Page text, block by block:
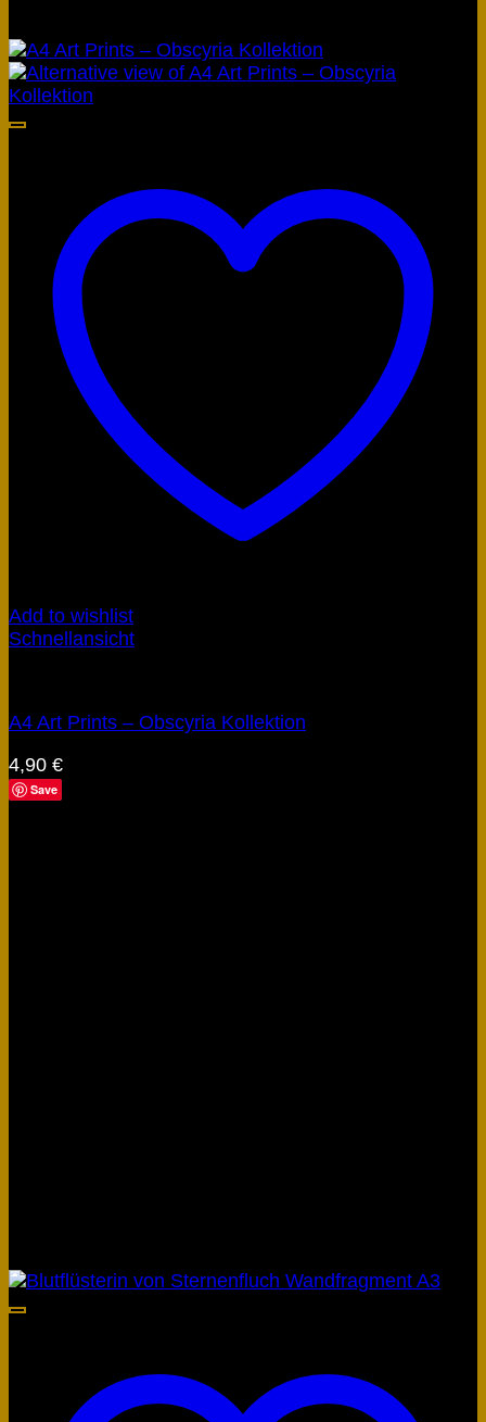
Add to wishlist
Schnellansicht
A4 Art Prints – Obscyria Kollektion
4,90 €
Save